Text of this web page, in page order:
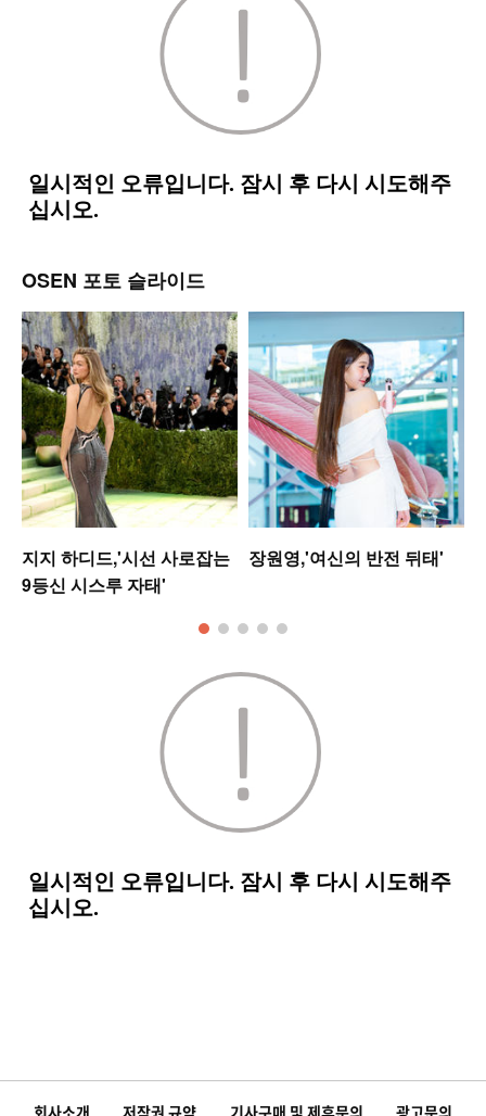
OSEN 포토 슬라이드
지지 하디드,'시선 사로잡는
9등신 시스루 자태'
장원영,'여신의 반전 뒤태'
회사소개 저작권 규약 기사구매 및 제휴문의 광고문의